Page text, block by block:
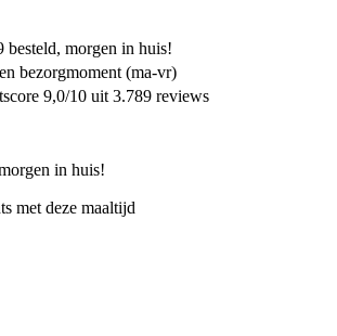
besteld, morgen in huis!
bezorgmoment (ma-vr)
9,0/10 uit 3.789 reviews
in huis!
met deze maaltijd